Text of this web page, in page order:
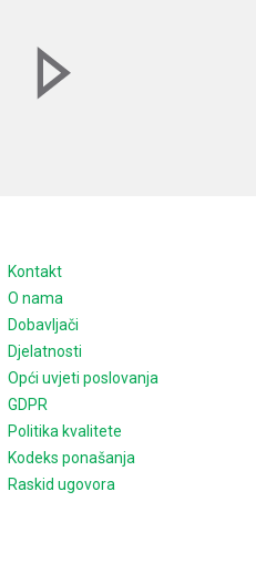
Kontakt
O nama
Dobavljači
Djelatnosti
Opći uvjeti poslovanja
GDPR
Politika kvalitete
Kodeks ponašanja
Raskid ugovora